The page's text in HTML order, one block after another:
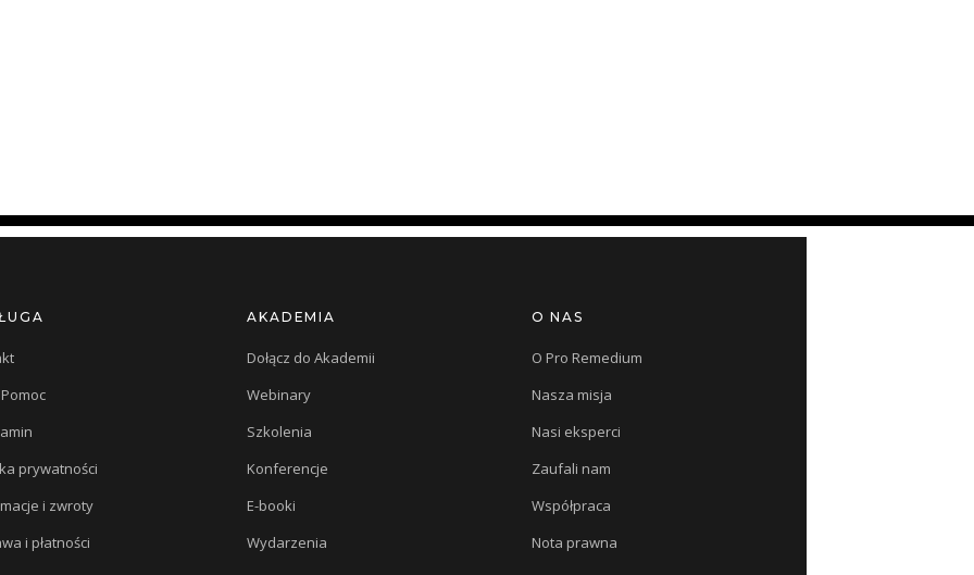
prywatności
i zwroty
i płatności
AKADEMIA
Dołącz do Akademii
Webinary
Szkolenia
Konferencje
E-booki
Wydarzenia
O NAS
O Pro Remedium
Nasza misja
Nasi eksperci
Zaufali nam
Współpraca
Nota prawna